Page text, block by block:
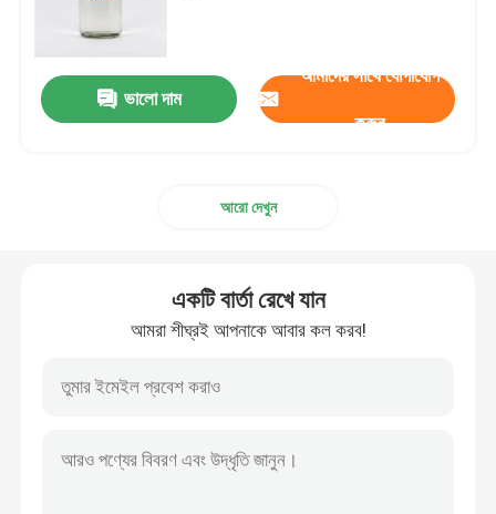
ভালো দাম
আমাদের সাথে যোগাযোগ
করুন
আরো দেখুন
একটি বার্তা রেখে যান
আমরা শীঘ্রই আপনাকে আবার কল করব!